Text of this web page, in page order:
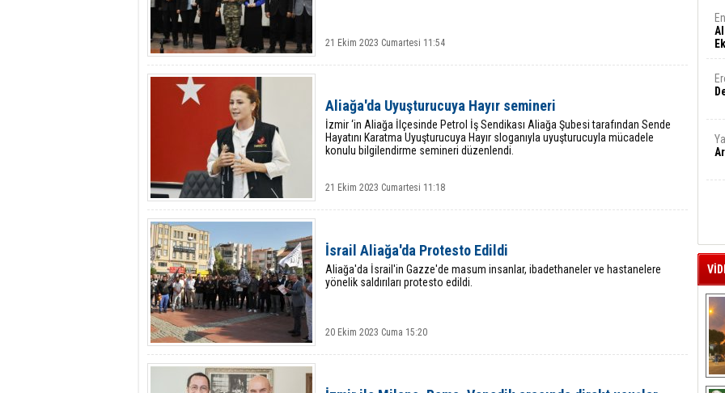
21 Ekim 2023 Cumartesi 11:54
Aliağa'da Uyuşturucuya Hayır semineri
İzmir ‘in Aliağa İlçesinde Petrol İş Sendikası Aliağa Şubesi tarafından Sende
Hayatını Karatma Uyuşturucuya Hayır sloganıyla uyuşturucuyla mücadele
konulu bilgilendirme semineri düzenlendi.
21 Ekim 2023 Cumartesi 11:18
İsrail Aliağa'da Protesto Edildi
Aliağa'da İsrail'in Gazze'de masum insanlar, ibadethaneler ve hastanelere
yönelik saldırıları protesto edildi.
20 Ekim 2023 Cuma 15:20